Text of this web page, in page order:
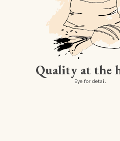
Quality at the
Eye for detail